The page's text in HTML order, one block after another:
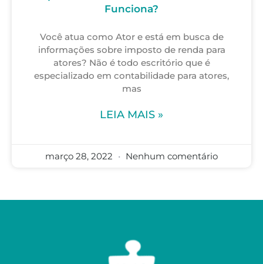
Funciona?
Você atua como Ator e está em busca de
informações sobre imposto de renda para
atores? Não é todo escritório que é
especializado em contabilidade para atores,
mas
LEIA MAIS »
março 28, 2022 Nenhum comentário